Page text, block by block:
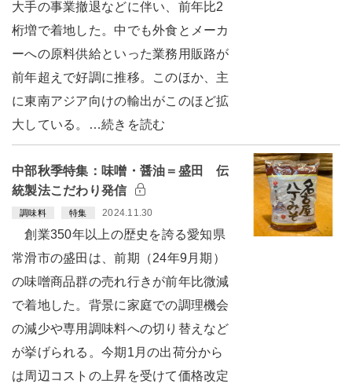
大手の事業撤退などに伴い、前年比2
桁増で着地した。中でも外食とメーカ
ーへの原料供給といった業務用販路が
前年超えで好調に推移。このほか、主
に東南アジア向けの輸出がこのほど拡
大している。…続きを読む
中部秋季特集：味噌・醤油＝盛田 伝
統製法こだわり発信
調味料 特集 2024.11.30
創業350年以上の歴史を誇る愛知県
常滑市の盛田は、前期（24年9月期）
の味噌商品群の売れ行きが前年比微減
で着地した。背景に家庭での調理機会
の減少や専用調味料への切り替えなど
が挙げられる。今期1月の出荷分から
は周辺コストの上昇を受けて価格改定